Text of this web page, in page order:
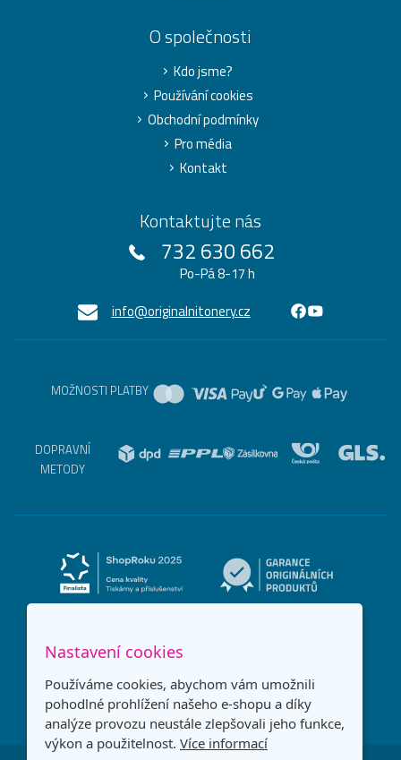
O společnosti
Kdo jsme?
Používání cookies
Obchodní podmínky
Pro média
Kontakt
Kontaktujte nás
732 630 662
Po-Pá 8-17 h
info@originalnitonery.cz
MOŽNOSTI PLATBY
DOPRAVNÍ
METODY
Nastavení cookies
Používáme cookies, abychom vám umožnili
pohodlné prohlížení našeho e-shopu a díky
analýze provozu neustále zlepšovali jeho funkce,
výkon a použitelnost. Více informací